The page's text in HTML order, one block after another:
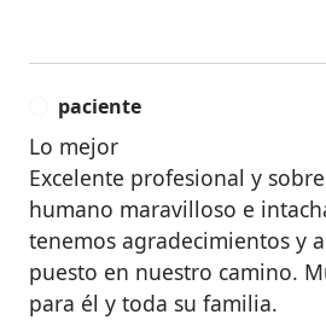
paciente
Lo mejor
Excelente profesional y
humano maravilloso e
tenemos agradecimientos y
puesto en nuestro camino.
para él y toda su familia.